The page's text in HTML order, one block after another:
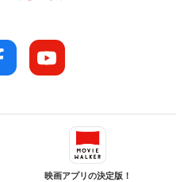
映画アプリの決定版！